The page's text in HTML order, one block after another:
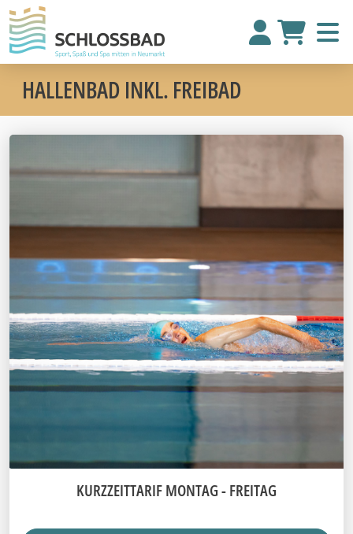
HALLENBAD INKL. FREIBAD
KURZZEITTARIF MONTAG - FREITAG